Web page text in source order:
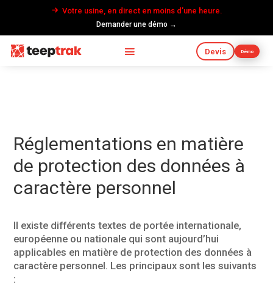
Votre usine, en direct en moins d’une heure.
Demander une démo →
Devis Démo
Réglementations en matière
de protection des données à
caractère personnel
Il existe différents textes de portée internationale,
européenne ou nationale qui sont aujourd’hui
applicables en matière de protection des données à
caractère personnel. Les principaux sont les suivants
: